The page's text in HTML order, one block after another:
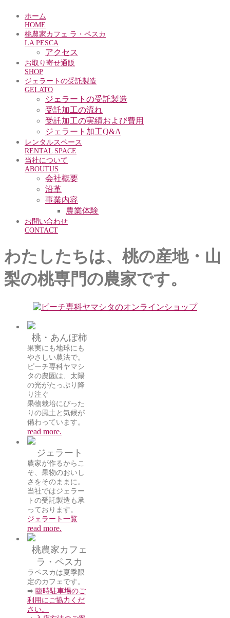
ホーム
HOME
桃農家カフェ ラ・ペスカ
LA PESCA
アクセス
お取り寄せ通販
SHOP
ジェラートの受託製造
GELATO
ジェラートの受託製造
受託加工の流れ
受託加工の実績および費用
ジェラート加工Q&A
レンタルスペース
RENTAL SPACE
当社について
ABOUTUS
会社概要
沿革
事業内容
農業体験
お問い合わせ
CONTACT
わたしたちは、桃の産地・山
梨の桃専門の農家です。
桃・あんぽ柿
果実にも地球にも
やさしい農法で。
ピーチ専科ヤマシ
タの農園は、太陽
の光がたっぷり降
り注ぐ
果物栽培にぴった
りの風土と気候が
備わっています。
read more.
ジェラート
農家が作るからこ
そ、果物のおいし
さをそのままに。
当社ではジェラー
トの受託製造も承
っております。
ジェラート一覧
read more.
桃農家カフェ
ラ・ペスカ
ラペスカは夏季限
定のカフェです。
➡ 臨時駐車場のご
利用にご協力くだ
さい。